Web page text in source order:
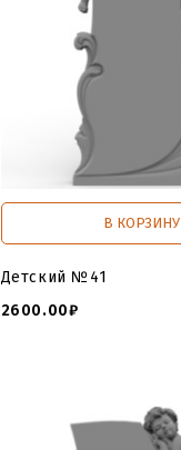
В КОРЗИНУ
Детский №41
2600.00₽